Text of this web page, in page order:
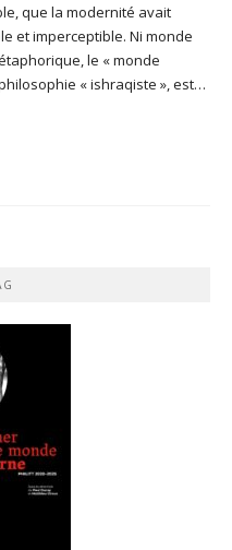
que la modernité avait
et imperceptible. Ni monde
le « monde
« ishraqiste », est…